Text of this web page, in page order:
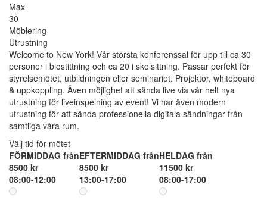
Max
30
Möblering
Utrustning
Welcome to New York! Vår största konferenssal för upp till ca 30
personer i biostittning och ca 20 i skolsittning. Passar perfekt för
styrelsemötet, utbildningen eller seminariet. Projektor, whiteboard
& uppkoppling. Även möjlighet att sända live via vår helt nya
utrustning för liveinspelning av event! Vi har även modern
utrustning för att sända professionella digitala sändningar från
samtliga våra rum.
Välj tid för mötet
FÖRMIDDAG från
8500 kr
08:00-12:00
EFTERMIDDAG från
8500 kr
13:00-17:00
HELDAG från
11500 kr
08:00-17:00